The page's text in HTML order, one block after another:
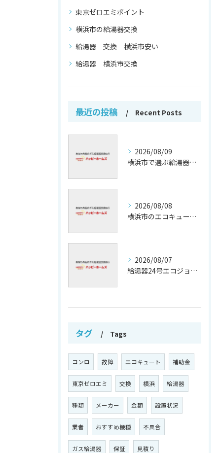
東京ゼロエミポイント
横浜市の給湯器交換
給湯器 交換 横浜市安い
給湯器 横浜市交換
最近の投稿 Recent Posts
2026/08/09
横浜市で選ぶ給湯器交換の信頼保証
2026/08/08
横浜市のエコキュート補助金活用法
2026/08/07
給湯器24号エコジョーズの省エネ技術解説
タグ Tags
コンロ 故障 エコキュート 補助金
東京ゼロエミ 交換 横浜 給湯器
種類 メーカー 金額 設置状況
業者 おすすめ機種 不具合
ガス給湯器 保証 見積り